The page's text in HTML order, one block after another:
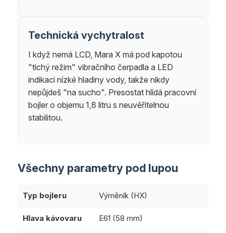
Technická vychytralost
I když nemá LCD, Mara X má pod kapotou
"tichý režim" vibračního čerpadla a LED
indikaci nízké hladiny vody, takže nikdy
nepůjdeš "na sucho". Presostat hlídá pracovní
bojler o objemu 1,8 litru s neuvěřitelnou
stabilitou.
Všechny parametry pod lupou
Typ bojleru Výměník (HX)
Hlava kávovaru E61 (58 mm)